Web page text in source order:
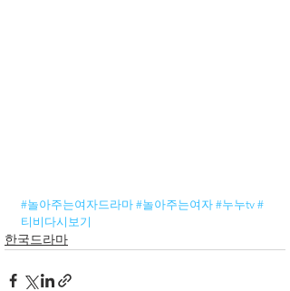
#놀아주는여자드라마 #놀아주는여자 #누누tv #
티비다시보기
한국드라마